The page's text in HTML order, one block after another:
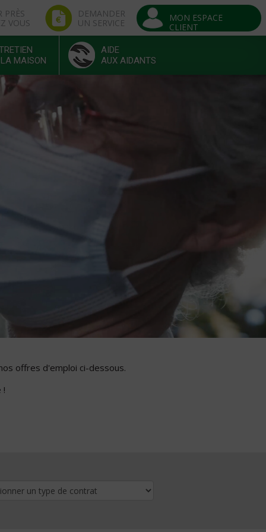
PRÈS
VOUS
DEMANDER
UN SERVICE
MON ESPACE
CLIENT
MAISON
AIDE
AUX AIDANTS
offres d'emploi ci-dessous.
!